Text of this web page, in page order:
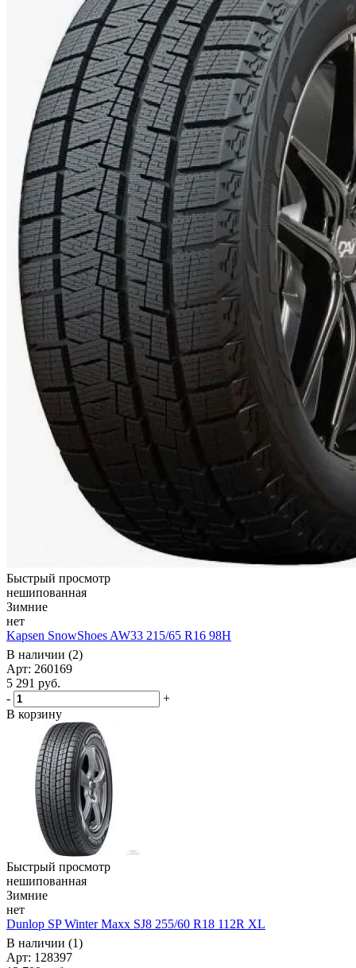
Быстрый просмотр
нешипованная
Зимние
нет
Kapsen SnowShoes AW33 215/65 R16 98H
В наличии (2)
Арт: 260169
5 291 руб.
-
+
В корзину
Быстрый просмотр
нешипованная
Зимние
нет
Dunlop SP Winter Maxx SJ8 255/60 R18 112R XL
В наличии (1)
Арт: 128397